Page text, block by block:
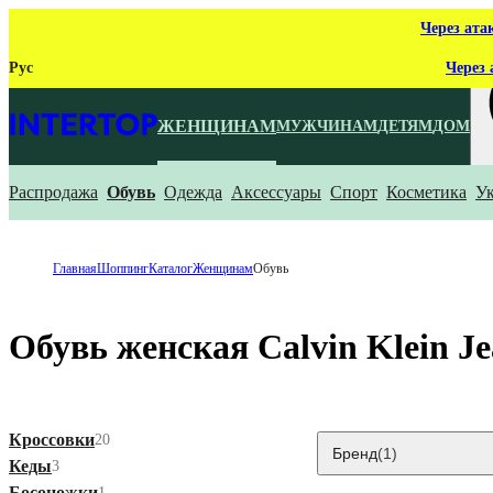
Через
Рус Через
ЖЕНЩИНАММУЖЧИНАМДЕТЯМДОМ
Распродажа Обувь Одежда Аксессуары Спорт Косметика
ГлавнаяШоппингКаталогЖенщинамОбувь
Обувь женская Calvin Klein
Кроссовки20
Кеды3
Бренд(1)